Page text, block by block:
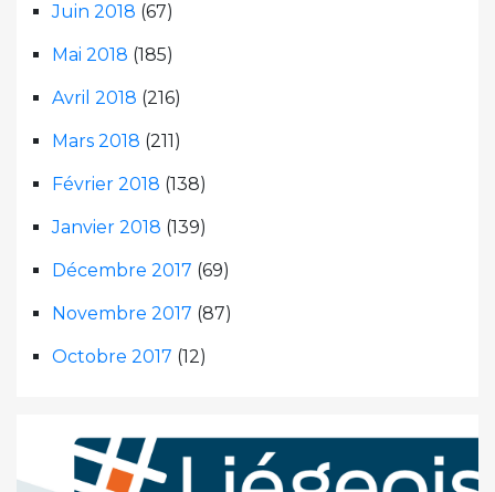
Juin 2018 (67)
Mai 2018 (185)
Avril 2018 (216)
Mars 2018 (211)
Février 2018 (138)
Janvier 2018 (139)
Décembre 2017 (69)
Novembre 2017 (87)
Octobre 2017 (12)